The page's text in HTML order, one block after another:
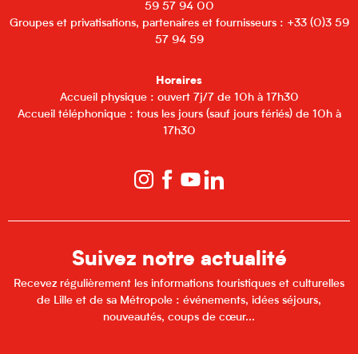
59 57 94 00
Groupes et privatisations, partenaires et fournisseurs : +33 (0)3 59
57 94 59
Horaires
Accueil physique : ouvert 7j/7 de 10h à 17h30
Accueil téléphonique : tous les jours (sauf jours fériés) de 10h à
17h30
Suivez notre actualité
Recevez régulièrement les informations touristiques et culturelles
de Lille et de sa Métropole : événements, idées séjours,
nouveautés, coups de cœur...